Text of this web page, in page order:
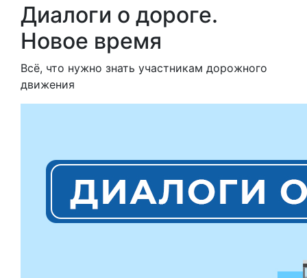
Диалоги о дороге.
Новое время
Всё, что нужно знать участникам дорожного
движения